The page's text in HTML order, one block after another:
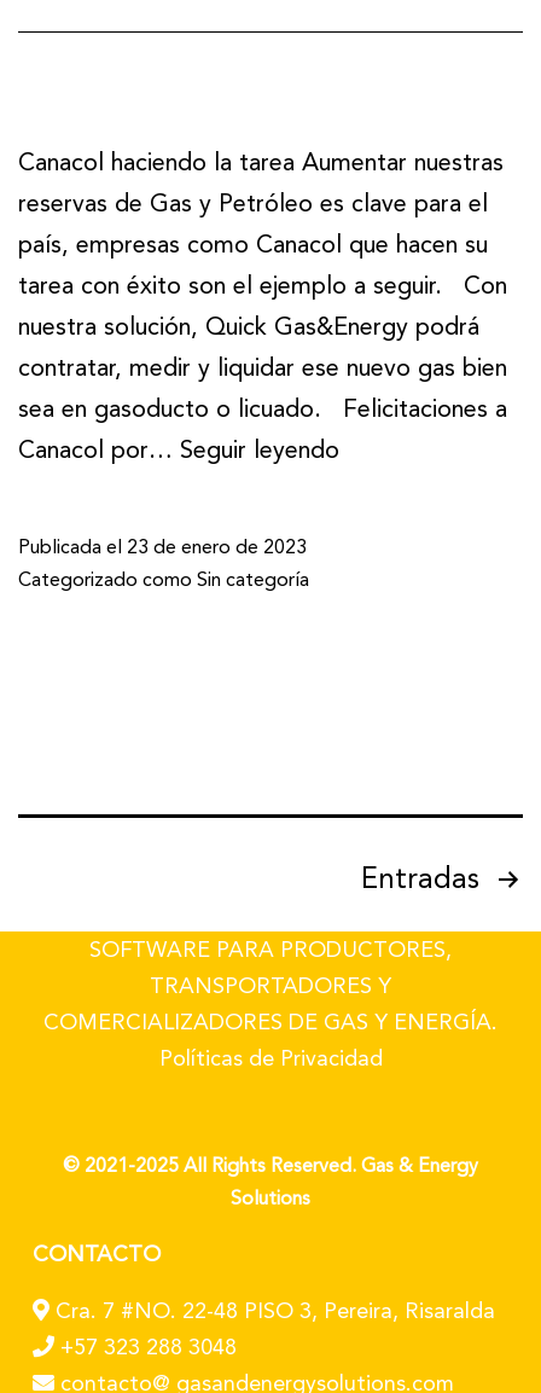
Canacol haciendo la tarea Aumentar nuestras
reservas de Gas y Petróleo es clave para el
país, empresas como Canacol que hacen su
tarea con éxito son el ejemplo a seguir. Con
nuestra solución, Quick Gas&Energy podrá
contratar, medir y liquidar ese nuevo gas bien
sea en gasoducto o licuado. Felicitaciones a
Canacol por… Seguir leyendo
Publicada el 23 de enero de 2023
Categorizado como Sin categoría
Entradas
SOFTWARE PARA PRODUCTORES,
TRANSPORTADORES Y
COMERCIALIZADORES DE GAS Y ENERGÍA.
Políticas de Privacidad
© 2021-2025 All Rights Reserved. Gas & Energy
Solutions
CONTACTO
Cra. 7 #NO. 22-48 PISO 3, Pereira, Risaralda
+57 323 288 3048
contacto@ gasandenergysolutions.com